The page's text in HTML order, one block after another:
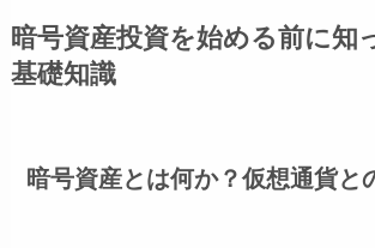
暗号資産投資を始める前に知
基礎知識
暗号資産とは何か？仮想通貨と